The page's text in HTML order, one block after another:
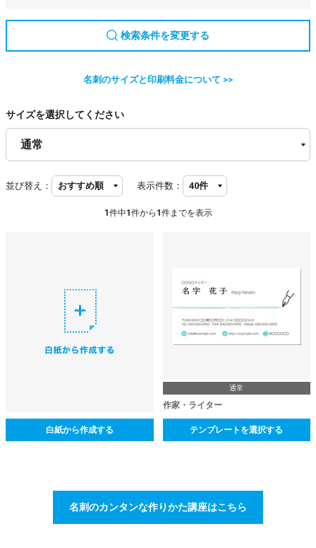
検索条件を変更する
名刺のサイズと印刷料金について >>
サイズを選択してください
並び替え： 表示件数：
1 件中1 件から 1 件までを表示
白紙から作成する
通常
作家・ライター
テンプレートを選択する
名刺のカンタンな作りかた講座はこちら